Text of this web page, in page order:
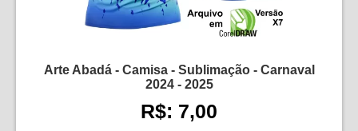
Arte Abadá - Camisa - Sublimação - Carnaval
2024 - 2025
R$: 7,00